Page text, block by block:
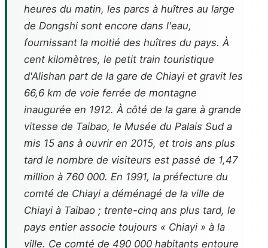
heures du matin, les parcs à huîtres au large
de Dongshi sont encore dans l'eau,
fournissant la moitié des huîtres du pays. À
cent kilomètres, le petit train touristique
d'Alishan part de la gare de Chiayi et gravit les
66,6 km de voie ferrée de montagne
inaugurée en 1912. À côté de la gare à grande
vitesse de Taibao, le Musée du Palais Sud a
mis 15 ans à ouvrir en 2015, et trois ans plus
tard le nombre de visiteurs est passé de 1,47
million à 760 000. En 1991, la préfecture du
comté de Chiayi a déménagé de la ville de
Chiayi à Taibao ; trente-cinq ans plus tard, le
pays entier associe toujours « Chiayi » à la
ville. Ce comté de 490 000 habitants entoure